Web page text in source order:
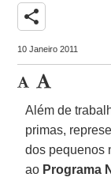
share
10 Janeiro 2011
Além de
primas,
dos pequenos
ao Programa